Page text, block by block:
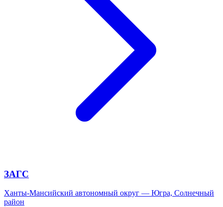
ЗАГС
Ханты-Мансийский автономный округ — Югра, Солнечный
район